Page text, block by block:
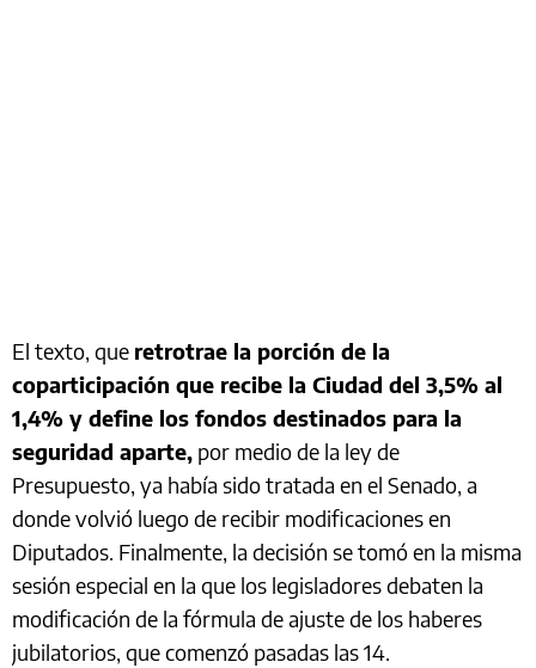
El texto, que retrotrae la porción de la
coparticipación que recibe la Ciudad del 3,5% al
1,4% y define los fondos destinados para la
seguridad aparte, por medio de la ley de
Presupuesto, ya había sido tratada en el Senado, a
donde volvió luego de recibir modificaciones en
Diputados. Finalmente, la decisión se tomó en la misma
sesión especial en la que los legisladores debaten la
modificación de la fórmula de ajuste de los haberes
jubilatorios, que comenzó pasadas las 14.